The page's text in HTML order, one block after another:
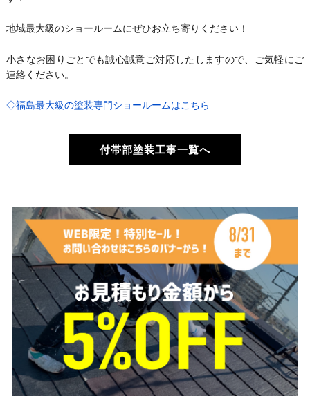
地域最大級のショールームにぜひお立ち寄りください！
小さなお困りごとでも誠心誠意ご対応したしますので、ご気軽にご
連絡ください。
◇福島最大級の塗装専門ショールームはこちら
付帯部塗装工事一覧へ